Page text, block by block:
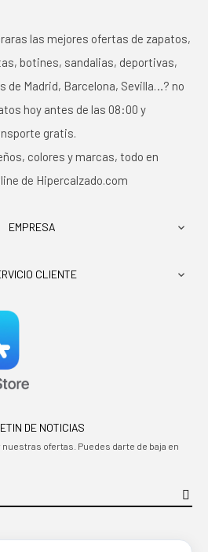
las mejores ofertas de zapatos,
botines, sandalias, deportivas,
de Madrid, Barcelona, Sevilla…? no
hoy antes de las 08:00 y
gratis.
colores y marcas, todo en
de Hipercalzado.com
EMPRESA 
CLIENTE 
DE NOTICIAS
ofertas. Puedes darte de baja en